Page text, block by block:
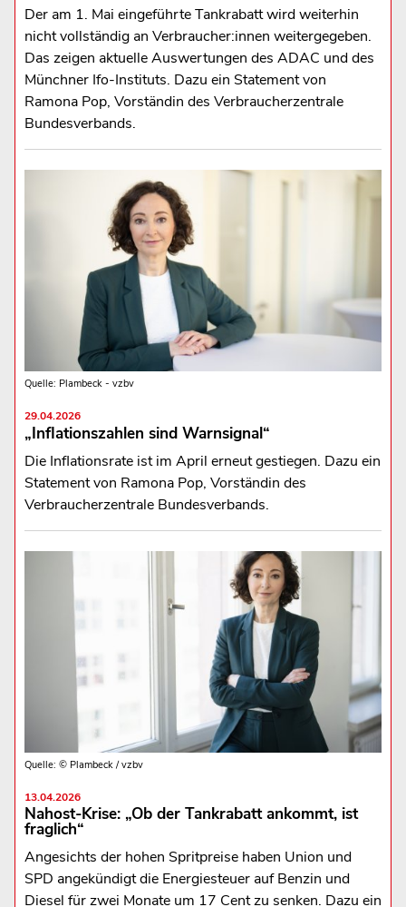
Der am 1. Mai eingeführte Tankrabatt wird weiterhin
nicht vollständig an Verbraucher:innen weitergegeben.
Das zeigen aktuelle Auswertungen des ADAC und des
Münchner Ifo-Instituts. Dazu ein Statement von
Ramona Pop, Vorständin des Verbraucherzentrale
Bundesverbands.
Quelle: Plambeck - vzbv
29.04.2026
„Inflationszahlen sind Warnsignal“
Die Inflationsrate ist im April erneut gestiegen. Dazu ein
Statement von Ramona Pop, Vorständin des
Verbraucherzentrale Bundesverbands.
Quelle: © Plambeck / vzbv
13.04.2026
Nahost-Krise: „Ob der Tankrabatt ankommt, ist
fraglich“
Angesichts der hohen Spritpreise haben Union und
SPD angekündigt die Energiesteuer auf Benzin und
Diesel für zwei Monate um 17 Cent zu senken. Dazu ein